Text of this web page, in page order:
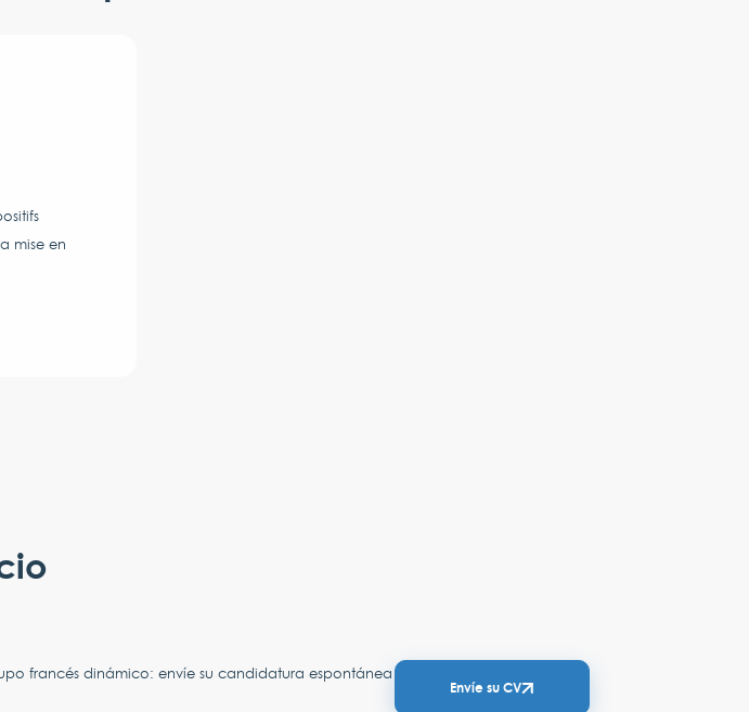
mise en
francés dinámico: envíe su candidatura espontánea
Envíe su CV